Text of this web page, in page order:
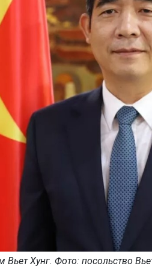
Хунг. Фото: посольство